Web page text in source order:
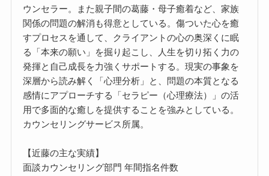
ウンセラー。また親子間の葛藤・母子癒着など、家族
関係の問題の解消も得意としている。傷ついた心を癒
すプロセスを通して、クライアントの心の奥深くに眠
る「本来の願い」を掘り起こし、人生を切り拓く力の
発揮と自己成長を力強くサポートする。現実の事象を
深層から読み解く「心理分析」と、問題の本質となる
感情にアプローチする「セラピー（心理療法）」の活
用で多面的な癒しを提供することを強みとしている。
カウンセリングサービス所属。
【近藤の主な実績】
面談カウンセリング部門 年間指名件数